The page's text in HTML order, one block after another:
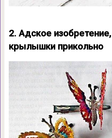
2. Адское
крылышки прикольно